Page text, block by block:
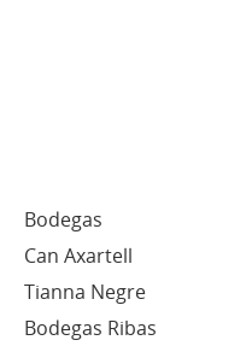
Bodegas
Can Axartell
Tianna Negre
Bodegas Ribas